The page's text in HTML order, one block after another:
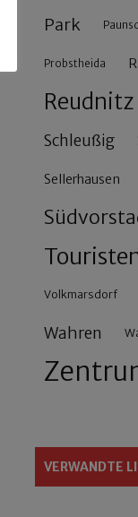
Park
Probstheida
Reudnitz
Schleußig
Sellerhausen
Volkmarsdorf
Wahren
VERWANDTE